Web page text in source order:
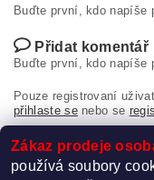
Buďte první, kdo napíše
Přidat komentář
Buďte první, kdo napíše
Pouze registrovaní
přihlaste senebo se
Zákaz prodeje
používá soubory